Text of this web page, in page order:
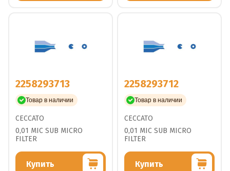
2258293713
Товар в наличии
CECCATO
0,01 MIC SUB MICRO
FILTER
Купить
2258293712
Товар в наличии
CECCATO
0,01 MIC SUB MICRO
FILTER
Купить